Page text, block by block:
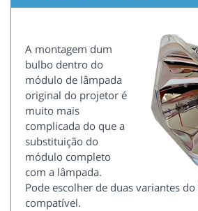
A montagem dum
bulbo dentro do
módulo de lâmpada
original do projetor é
muito mais
complicada do que a
substituição do
módulo completo
com a lâmpada.
Pode escolher de duas variantes
compatível.